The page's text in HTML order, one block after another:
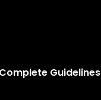
Guidelines